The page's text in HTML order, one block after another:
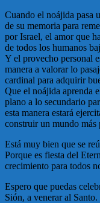
Cuando el noájida pasa
de su memoria para
por Israel, el amor que
de todos los humanos
Y el provecho personal
manera a valorar lo
cardinal para adquirir
Que el noájida aprenda
plano a lo secundario
esta manera estará
construir un mundo más
Está muy bien que se
Porque es fiesta del
crecimiento para todos
Espero que puedas
Sión, a venerar al Santo.